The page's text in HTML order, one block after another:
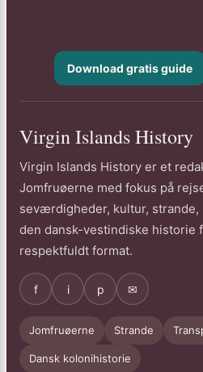
Download gratis guide
Virgin Islands History
Virgin Islands History er et
Jomfruøerne med fokus på
seværdigheder, kultur, strande,
den dansk-vestindiske historie
respektfuldt format.
f i p ✉
Jomfruøerne Strande
Dansk kolonihistorie